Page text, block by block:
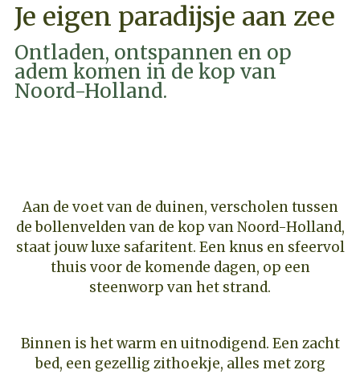
Je eigen paradijsje aan zee
Ontladen, ontspannen en op
adem komen in de kop van
Noord-Holland.
Aan de voet van de duinen, verscholen tussen
de bollenvelden van de kop van Noord-Holland,
staat jouw luxe safaritent. Een knus en sfeervol
thuis voor de komende dagen, op een
steenworp van het strand.
Binnen is het warm en uitnodigend. Een zacht
bed, een gezellig zithoekje, alles met zorg